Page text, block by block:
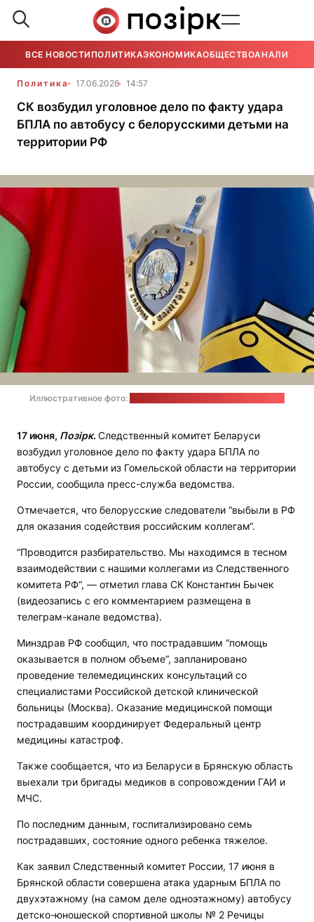
ВСЕ НОВОСТИ ПОЛИТИКАЭКОНОМИКАОБЩЕСТВОАНАЛИТИКА
Политика 17.06.2026 14:57
СК возбудил уголовное дело по факту удара
БПЛА по автобусу с белорусскими детьми на
территории РФ
Иллюстративное фото:
17 июня, Позірк. Следственный комитет Беларуси
возбудил уголовное дело по факту удара БПЛА по
автобусу с детьми из Гомельской области на территории
России, сообщила пресс-служба ведомства.
Отмечается, что белорусские следователи “выбыли в РФ
для оказания содействия российским коллегам“.
“Проводится разбирательство. Мы находимся в тесном
взаимодействии с нашими коллегами из Следственного
комитета РФ“, — отметил глава СК Константин Бычек
(видеозапись с его комментарием размещена в
телеграм-канале ведомства).
Минздрав РФ сообщил, что пострадавшим “помощь
оказывается в полном объеме“, запланировано
проведение телемедицинских консультаций со
специалистами Российской детской клинической
больницы (Москва). Оказание медицинской помощи
пострадавшим координирует Федеральный центр
медицины катастроф.
Также сообщается, что из Беларуси в Брянскую область
выехали три бригады медиков в сопровождении ГАИ и
МЧС.
По последним данным, госпитализировано семь
пострадавших, состояние одного ребенка тяжелое.
Как заявил Следственный комитет России, 17 июня в
Брянской области совершена атака ударным БПЛА по
двухэтажному (на самом деле одноэтажному) автобусу
детско-юношеской спортивной школы № 2 Речицы